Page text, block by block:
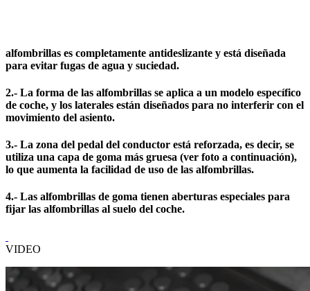
alfombrillas es completamente antideslizante y está diseñada
para evitar fugas de agua y suciedad.
2.- La forma de las alfombrillas se aplica a un modelo específico
de coche, y los laterales están diseñados para no interferir con el
movimiento del asiento.
3.- La zona del pedal del conductor está reforzada, es decir, se
utiliza una capa de goma más gruesa (ver foto a continuación),
lo que aumenta la facilidad de uso de las alfombrillas.
4.- Las alfombrillas de goma tienen aberturas especiales para
fijar las alfombrillas al suelo del coche.
VIDEO